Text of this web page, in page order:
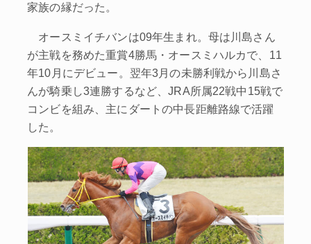
家族の縁だった。
オースミイチバンは09年生まれ。母は川島さん
が主戦を務めた重賞4勝馬・オースミハルカで、11
年10月にデビュー。翌年3月の未勝利戦から川島さ
んが騎乗し3連勝するなど、JRA所属22戦中15戦で
コンビを組み、主にダートの中長距離路線で活躍
した。